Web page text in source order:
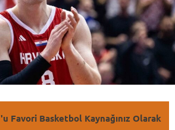
'u Favori Basketbol Kaynağınız Olarak